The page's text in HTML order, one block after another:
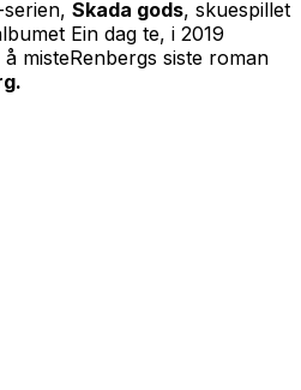
Skada gods, skuespillet
Ein dag te, i 2019
misteRenbergs siste roman